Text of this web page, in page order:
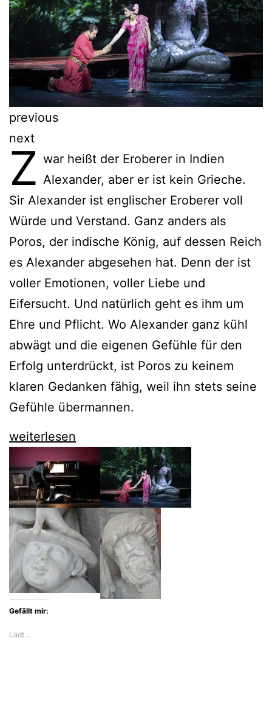
previous
next
Z war heißt der Eroberer in Indien
Alexander, aber er ist kein Grieche.
Sir Alexander ist englischer Eroberer voll
Würde und Verstand. Ganz anders als
Poros, der indische König, auf dessen Reich
es Alexander abgesehen hat. Denn der ist
voller Emotionen, voller Liebe und
Eifersucht. Und natürlich geht es ihm um
Ehre und Pflicht. Wo Alexander ganz kühl
abwägt und die eigenen Gefühle für den
Erfolg unterdrückt, ist Poros zu keinem
klaren Gedanken fähig, weil ihn stets seine
Gefühle übermannen.
Poros
Komischen
Oper
bleibt
nette
Unterhaltung
weiterlesen
Gefällt mir:
Lädt…